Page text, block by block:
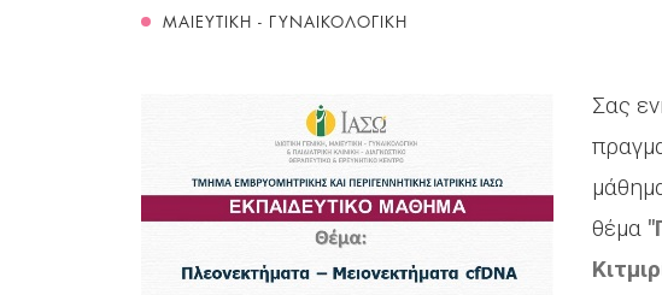
ΜΑΙΕΥΤΙΚΗ - ΓΥΝΑΙΚΟΛΟΓΙΚΗ
Σας
θέμα